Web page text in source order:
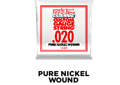
PURE NICKEL
WOUND